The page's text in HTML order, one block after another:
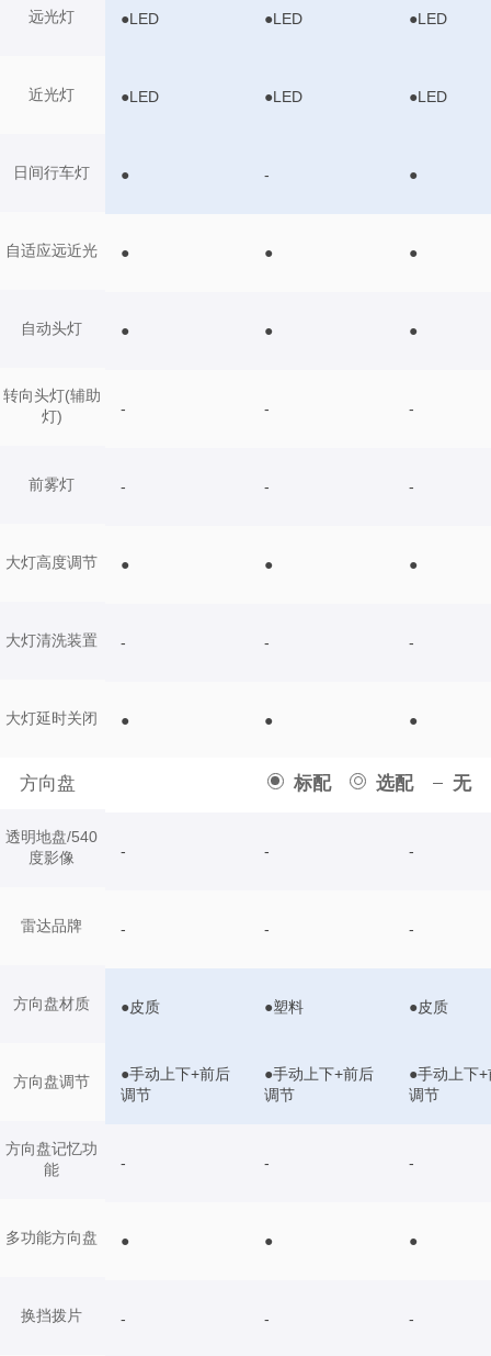
远光灯
近光灯
日间行车灯
自适应远近光
自动头灯
转向头灯(辅助
灯)
前雾灯
大灯高度调节
大灯清洗装置
大灯延时关闭
方向盘 标配 选配 无
透明地盘/540
度影像
雷达品牌
方向盘材质
方向盘调节
方向盘记忆功
能
多功能方向盘
换挡拨片
●LED ●LED ●LED
●LED ●LED ●LED
● - ●
● ● ●
● ● ●
- - -
- - -
● ● ●
- - -
● ● ●
- - -
- - -
●皮质 ●塑料 ●皮质
●手动上下+前后
调节
●手动上下+前后
调节
●手动上下
调节
- - -
● ● ●
- - -